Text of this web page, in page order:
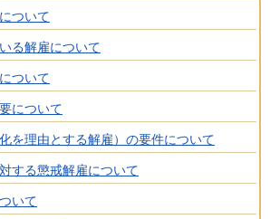
ついて
る解雇について
ついて
について
を理由とする解雇）の要件について
する懲戒解雇について
いて